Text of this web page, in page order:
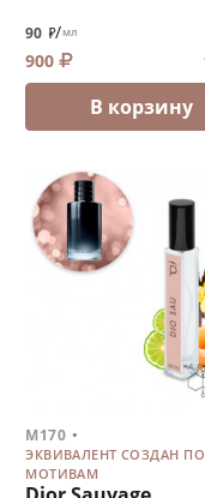
90 /мл
900
В корзину
M170 .
ЭКВИВАЛЕНТ СОЗДАН ПО
МОТИВАМ